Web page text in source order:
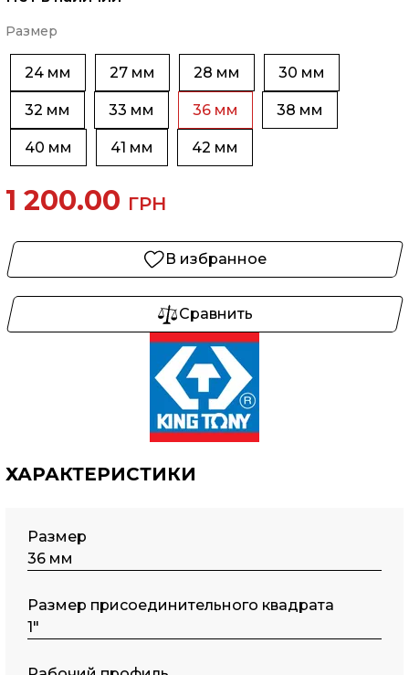
Размер
24 мм 27 мм 28 мм 30 мм
32 мм 33 мм 36 мм 38 мм
40 мм 41 мм 42 мм
1 200.00 ГРН
В избранное
Сравнить
ХАРАКТЕРИСТИКИ
Размер
36 мм
Размер присоединительного квадрата
1"